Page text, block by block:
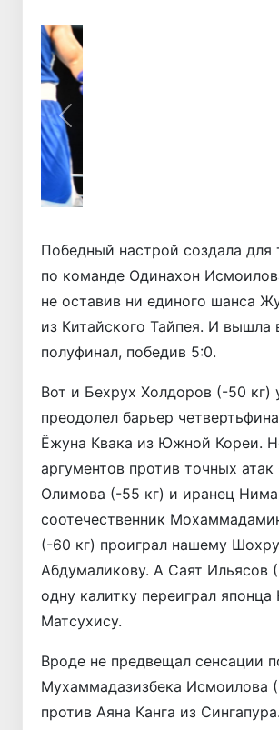
Назад
Победный настрой создала для
по команде Одинахон
не оставив ни единого шанса
из Китайского Тайпея. И вышла
полуфинал, победив 5:0.
Вот и Бехрух Холдоров (-50 кг)
преодолел барьер
Ёжуна Квака из Южной Кореи.
аргументов против точных
Олимова (-55 кг) и иранец Нима
соотечественник
(-60 кг) проиграл нашему
Абдумаликову. А Саят Ильясов
одну калитку переиграл
Матсухису.
Вроде не предвещал сенсации
Мухаммадазизбека Исмоилова
против Аяна Канга из